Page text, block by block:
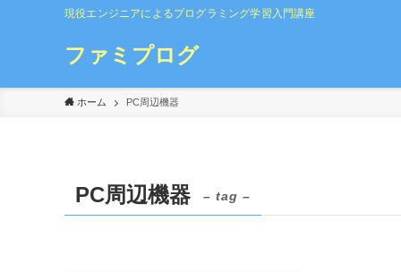
現役エンジニアによるプログラミング学習入門講座
ファミプログ
ホーム PC周辺機器
PC周辺機器 – tag –